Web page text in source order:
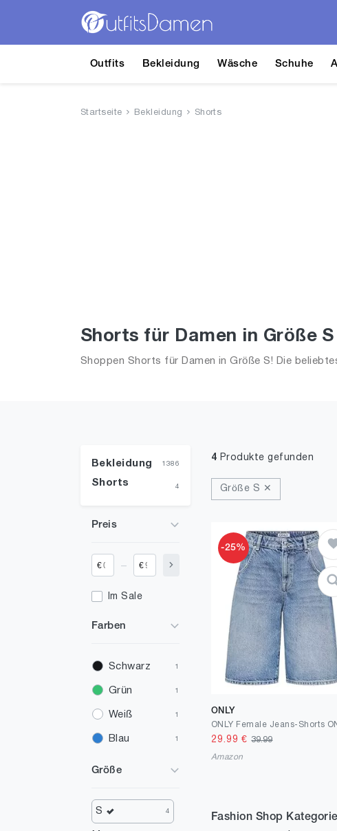
Outfits Bekleidung Wäsche Schuhe
Startseite Bekleidung Shorts
Shorts für Damen in Größe S
Shoppen Shorts für Damen in Größe S! Die
Bekleidung 1386
Shorts 4
Preis
€ €
Im Sale
Farben
Schwarz 1
Grün 1
Weiß 1
Blau 1
Größe
S 4
4 Produkte gefunden
Größe S ✕
-25%
ONLY
29.99 €39.99
Amazon
Fashion Shop